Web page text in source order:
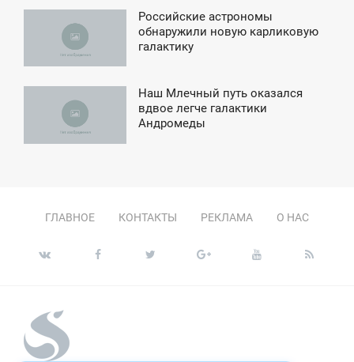
Российские астрономы
обнаружили новую карликовую
галактику
Наш Млечный путь оказался
вдвое легче галактики
Андромеды
ГЛАВНОЕ КОНТАКТЫ РЕКЛАМА О НАС